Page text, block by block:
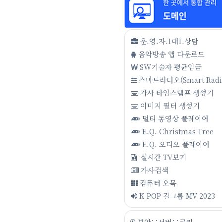
운.영.자.1대1.상담
음악방송 앱 다운로드
SW기술자 평균임금
스마트라디오(Smart
가사 타임스탬프 생성기
이미지 필터 생성기
멀티 동영상 플레이어
E.Q. Christmas Tree
E.Q. 오디오 플레이어
실시간 TV보기
가사검색
컴퓨터 오목
K-POP 걸그룹 MV 2023